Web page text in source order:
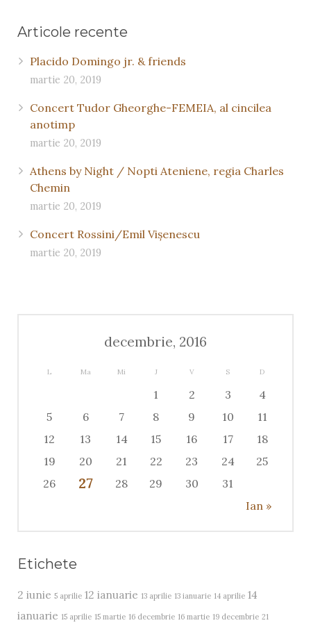
Articole recente
Placido Domingo jr. & friends
martie 20, 2019
Concert Tudor Gheorghe-FEMEIA, al cincilea
anotimp
martie 20, 2019
Athens by Night / Nopti Ateniene, regia Charles
Chemin
martie 20, 2019
Concert Rossini/Emil Vişenescu
martie 20, 2019
decembrie, 2016
L Ma Mi J V S D
Ian »
1 2 3
4
5
6 7 8 9 10
11
12
13 14 15 16 17
18
19
20 21 22 23 24
25
26
27 28 29 30 31
Etichete
2 iunie 5 aprilie 12 ianuarie 13 aprilie 13 ianuarie 14 aprilie 14
ianuarie 15 aprilie 15 martie 16 decembrie 16 martie 19 decembrie 21